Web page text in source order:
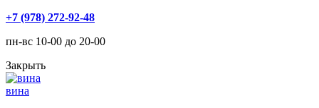
+7 (978) 272-92-48
пн-вс 10-00 до 20-00
Закрыть
вина